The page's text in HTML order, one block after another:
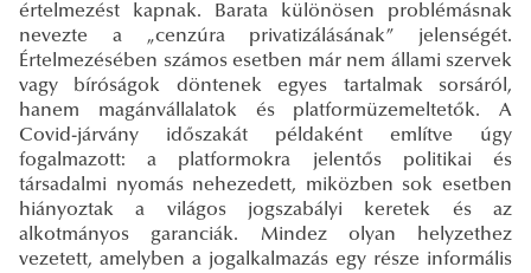
értelmezést kapnak. Barata különösen problémásnak
nevezte a „cenzúra privatizálásának” jelenségét.
Értelmezésében számos esetben már nem állami szervek
vagy bíróságok döntenek egyes tartalmak sorsáról,
hanem magánvállalatok és platformüzemeltetők. A
Covid-járvány időszakát példaként említve úgy
fogalmazott: a platformokra jelentős politikai és
társadalmi nyomás nehezedett, miközben sok esetben
hiányoztak a világos jogszabályi keretek és az
alkotmányos garanciák. Mindez olyan helyzethez
vezetett, amelyben a jogalkalmazás egy része informális